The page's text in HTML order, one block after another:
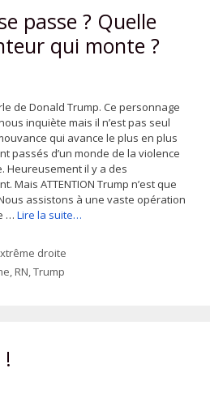
passe ? Quelle
qui monte ?
de Donald Trump. Ce personnage
inquiète mais il n’est pas seul
qui avance le plus en plus
passés d’un monde de la violence
Heureusement il y a des
Mais ATTENTION Trump n’est que
assistons à une vaste opération
… Lire la suite…
droite
,RN,Trump